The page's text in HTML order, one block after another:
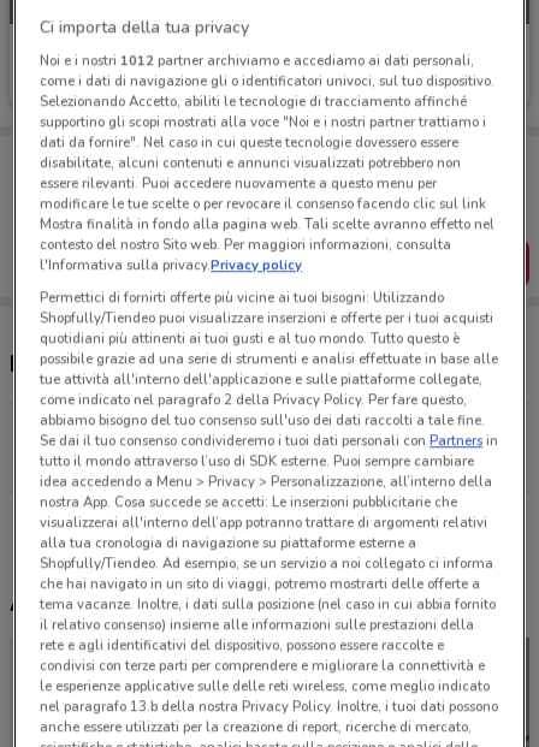
Foot Locker
Scade il 30/09 6.8 km
Porta DoveConviene sempre con te!
Puoi trovare le migliori offerte dei negozi vicino a te,
salvarle e creare la tua lista del risparmio, comodamente
dal tuo cellulare.
SCARICA L’APP
Negozi Foot Locker a Albignasego
Piazza Garibaldi, 11 Padova
6.8 km
CHIUSO
Tutti i negozi Foot Locker
Altri volantini nelle vicinanze
Ci importa della tua privacy
Noi e i nostri 1012partner archiviamo e accediamo ai dati personali,
come i dati di navigazione gli o identificatori univoci, sul tuo dispositivo.
Selezionando Accetto, abiliti le tecnologie di tracciamento affinché
supportino gli scopi mostrati alla voce "Noi e i nostri partner trattiamo i
dati da fornire". Nel caso in cui queste tecnologie dovessero essere
disabilitate, alcuni contenuti e annunci visualizzati potrebbero non
essere rilevanti. Puoi accedere nuovamente a questo menu per
modificare le tue scelte o per revocare il consenso facendo clic sul link
Mostra finalità in fondo alla pagina web. Tali scelte avranno effetto nel
contesto del nostro Sito web. Per maggiori informazioni, consulta
l'Informativa sulla privacy.Privacy policy
Permettici di fornirti offerte più vicine ai tuoi bisogni: Utilizzando
Shopfully/Tiendeo puoi visualizzare inserzioni e offerte per i tuoi acquisti
quotidiani più attinenti ai tuoi gusti e al tuo mondo. Tutto questo è
possibile grazie ad una serie di strumenti e analisi effettuate in base alle
tue attività all'interno dell'applicazione e sulle piattaforme collegate,
come indicato nel paragrafo 2 della Privacy Policy. Per fare questo,
abbiamo bisogno del tuo consenso sull'uso dei dati raccolti a tale fine.
Se dai il tuo consenso condivideremo i tuoi dati personali conPartnersin
tutto il mondo attraverso l’uso di SDK esterne. Puoi sempre cambiare
idea accedendo a Menu > Privacy > Personalizzazione, all’interno della
nostra App. Cosa succede se accetti: Le inserzioni pubblicitarie che
visualizzerai all'interno dell’app potranno trattare di argomenti relativi
alla tua cronologia di navigazione su piattaforme esterne a
Shopfully/Tiendeo. Ad esempio, se un servizio a noi collegato ci informa
che hai navigato in un sito di viaggi, potremo mostrarti delle offerte a
tema vacanze. Inoltre, i dati sulla posizione (nel caso in cui abbia fornito
il relativo consenso) insieme alle informazioni sulle prestazioni della
rete e agli identificativi del dispositivo, possono essere raccolte e
condivisi con terze parti per comprendere e migliorare la connettività e
le esperienze applicative sulle delle reti wireless, come meglio indicato
nel paragrafo 13.b della nostra Privacy Policy. Inoltre, i tuoi dati possono
anche essere utilizzati per la creazione di report, ricerche di mercato,